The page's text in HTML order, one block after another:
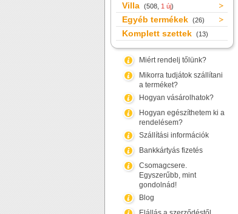
Villa (508, 1 új)
Egyéb termékek (26)
Komplett szettek (13)
Miért rendelj tőlünk?
Mikorra tudjátok szállítani
a terméket?
Hogyan vásárolhatok?
Hogyan egészíthetem ki a
rendelésem?
Szállítási információk
Bankkártyás fizetés
Csomagcsere.
Egyszerűbb, mint
gondolnád!
Blog